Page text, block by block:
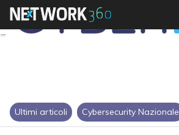
Ultimi articoli Cybersecurity Nazionale